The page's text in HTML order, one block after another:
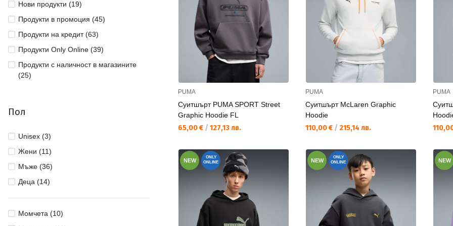
Нови продукти (19)
Продукти в промоция (45)
Продукти на кредит (63)
Продукти Only Online (39)
Продукти с наличност в магазините
(25)
Пол
Unisex (3)
Жени (11)
Мъже (36)
Деца (14)
Момчета (10)
PUMA
Суитшърт PUMA SPORT Street
Graphic Hoodie FL
Текуща цена:
65,00 € / 127,13 лв.
PUMA
Суитшърт McLaren Graphic
Hoodie
Текуща цена:
110,00 € / 215,14 лв.
PUMA
NEW
ONLY
ONLINE
NEW
ONLY
ONLINE
NEW